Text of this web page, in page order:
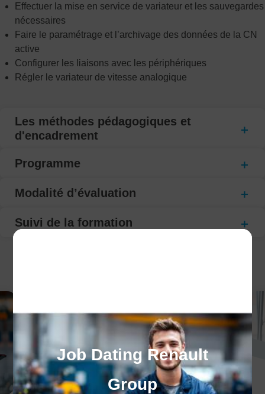
Job Dating Renault
Group
Effectuer la mise en service de variateur et les sauvegardes
nécessaires
Faire le paramétrage et l’archivage des données de la CN
active
Configurer les liaisons avec les périphériques
Régler le variateur de vitesse analogique
Les méthodes pédagogiques et
d'encadrement
Programme
Modalité d’évaluation
Suivi de la formation